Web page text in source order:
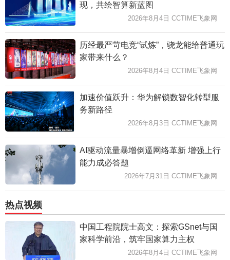
现，共绘智算新蓝图
2026年8月4日 CCTIME飞象网
历经最严苛电竞“试炼”，骁龙能给普通玩
家带来什么？
2026年8月4日 CCTIME飞象网
加速价值跃升：华为解锁数智化转型服
务新路径
2026年8月3日 CCTIME飞象网
AI驱动流量暴增倒逼网络革新 增强上行
能力成必答题
2026年7月31日 CCTIME飞象网
热点视频
中国工程院院士高文：探索GSnet与国
家科学前沿，筑牢国家算力主权
2026年8月4日 CCTIME飞象网